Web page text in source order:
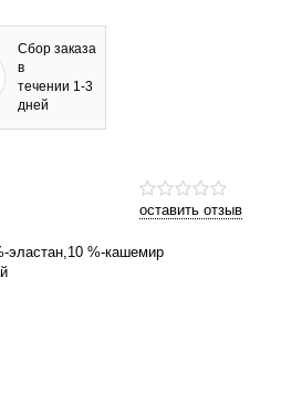
Сбор заказа
в
течении 1-3
дней
оставить отзыв
эластан,10 %-кашемир